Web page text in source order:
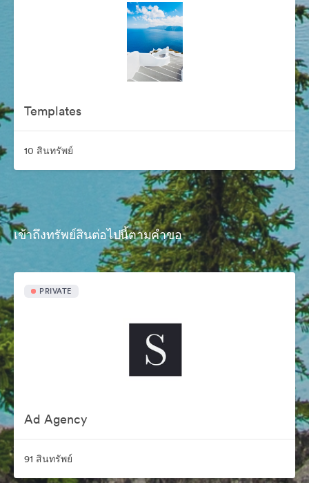
Templates
10 สินทรัพย์
เข้าถึงทรัพย์สินต่อไปนี้ตามคำขอ
PRIVATE
Ad Agency
91 สินทรัพย์